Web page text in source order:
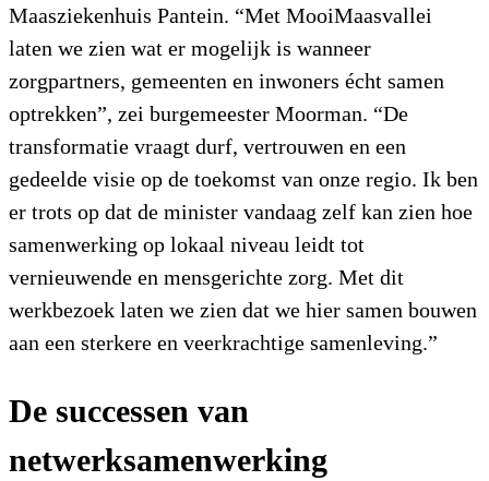
Maasziekenhuis Pantein. “Met MooiMaasvallei
laten we zien wat er mogelijk is wanneer
zorgpartners, gemeenten en inwoners écht samen
optrekken”, zei burgemeester Moorman. “De
transformatie vraagt durf, vertrouwen en een
gedeelde visie op de toekomst van onze regio. Ik ben
er trots op dat de minister vandaag zelf kan zien hoe
samenwerking op lokaal niveau leidt tot
vernieuwende en mensgerichte zorg. Met dit
werkbezoek laten we zien dat we hier samen bouwen
aan een sterkere en veerkrachtige samenleving.”
De successen van
netwerksamenwerking